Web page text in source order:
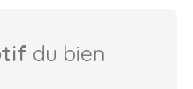
du bien